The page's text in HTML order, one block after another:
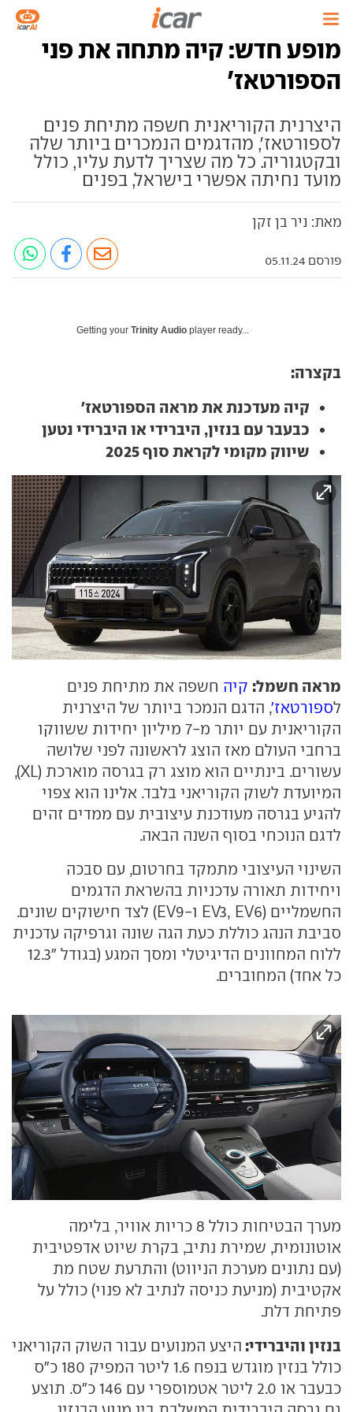
מופע חדש: קיה מתחה את פני
הספורטאז'
היצרנית הקוריאנית חשפה מתיחת פנים
לספורטאז', מהדגמים הנמכרים ביותר שלה
ובקטגוריה. כל מה שצריך לדעת עליו, כולל
מועד נחיתה אפשרי בישראל, בפנים
מאת: ניר בן זקן
פורסם 05.11.24
Getting your Trinity Audio player ready...
בקצרה:
קיה מעדכנת את מראה הספורטאז'
כבעבר עם בנזין, היברידי או היברידי נטען
שיווק מקומי לקראת סוף 2025
מראה חשמל: קיה חשפה את מתיחת פנים
לספורטאז', הדגם הנמכר ביותר של היצרנית
הקוריאנית עם יותר מ-7 מיליון יחידות ששווקו
ברחבי העולם מאז הוצג לראשונה לפני שלושה
עשורים. בינתיים הוא מוצג רק בגרסה מוארכת (XL),
המיועדת לשוק הקוריאני בלבד. אלינו הוא צפוי
להגיע בגרסה מעודכנת עיצובית עם ממדים זהים
לדגם הנוכחי בסוף השנה הבאה.
השינוי העיצובי מתמקד בחרטום, עם סבכה
ויחידות תאורה עדכניות בהשראת הדגמים
החשמליים (EV3, EV6 ו-EV9) לצד חישוקים שונים.
סביבת הנהג כוללת כעת הגה שונה וגרפיקה עדכנית
ללוח המחוונים הדיגיטלי ומסך המגע (בגודל "12.3
כל אחד) המחוברים.
מערך הבטיחות כולל 8 כריות אוויר, בלימה
אוטונומית, שמירת נתיב, בקרת שיוט אדפטיבית
(עם נתונים מערכת הניווט) והתרעת שטח מת
אקטיבית (מניעת כניסה לנתיב לא פנוי) כולל על
פתיחת דלת.
בנזין והיברידי: היצע המנועים עבור השוק הקוריאני
כולל בנזין מוגדש בנפח 1.6 ליטר המפיק 180 כ"ס
כבעבר או 2.0 ליטר אטמוספרי עם 146 כ"ס. תוצע